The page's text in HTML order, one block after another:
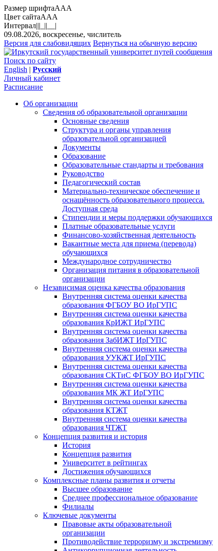
Размер шрифтаAAA
Цвет сайтаAAA
Интервал|||_||__|
09.08.2026, воскресенье, числитель
Версия для слабовидящих Вернуться на обычную версию
Поиск по сайту
English | Русский
Личный кабинет
Расписание
Об организации
Сведения об образовательной организации
Основные сведения
Структура и органы управления
образовательной организацией
Документы
Образование
Образовательные стандарты и требования
Руководство
Педагогический состав
Материально-техническое обеспечение и
оснащённость образовательного процесса.
Доступная среда
Стипендии и меры поддержки обучающихся
Платные образовательные услуги
Финансово-хозяйственная деятельность
Вакантные места для приема (перевода)
обучающихся
Международное сотрудничество
Организация питания в образовательной
организации
Независимая оценка качества образования
Внутренняя система оценки качества
образования ФГБОУ ВО ИрГУПС
Внутренняя система оценки качества
образования КрИЖТ ИрГУПС
Внутренняя система оценки качества
образования ЗабИЖТ ИрГУПС
Внутренняя система оценки качества
образования УУКЖТ ИрГУПС
Внутренняя система оценки качества
образования СКТиС ФГБОУ ВО ИрГУПС
Внутренняя система оценки качества
образования МК ЖТ ИрГУПС
Внутренняя система оценки качества
образования КТЖТ
Внутренняя система оценки качества
образования ЧТЖТ
Концепция развития и история
История
Концепция развития
Университет в рейтингах
Достижения обучающихся
Комплексные планы развития и отчеты
Высшее образование
Среднее профессиональное образование
Филиалы
Ключевые документы
Правовые акты образовательной
организации
Противодействие терроризму и экстремизму